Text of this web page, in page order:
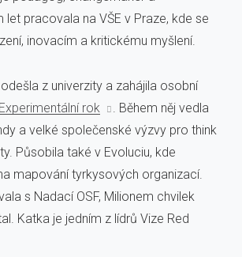
let pracovala na VŠE v Praze, kde se
inovacím a kritickému myšlení.
z univerzity a zahájila osobní
Experimentální rok
. Během něj vedla
a velké společenské výzvy pro think
Působila také v Evoluciu, kde
mapování tyrkysových organizací.
s Nadací OSF, Milionem chvilek
Katka je jedním z lídrů Vize Red